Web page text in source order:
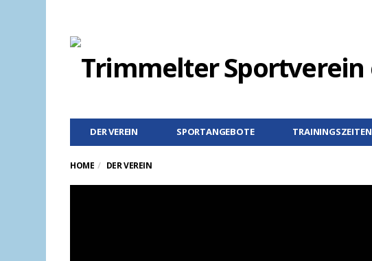
DER VEREIN SPORTANGEBOTE TRAININGSZEITEN
HOME DER VEREIN